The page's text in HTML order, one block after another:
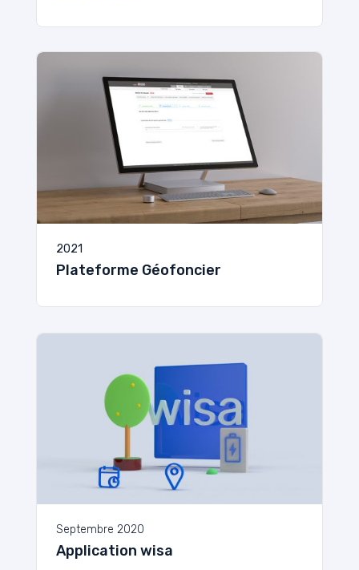
2021
Plateforme Géofoncier
Septembre 2020
Application wisa